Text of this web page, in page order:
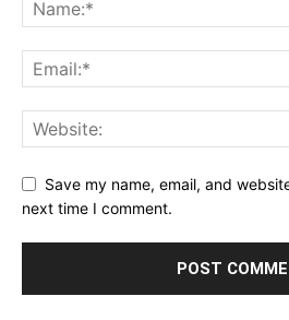
Save my name, email, and
next time I comment.